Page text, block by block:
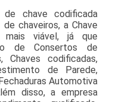
chave codificada
chaveiros, a Chave
viável, já que
de Consertos de
Chaves codificadas,
de Parede,
Automotiva
disso, a empresa